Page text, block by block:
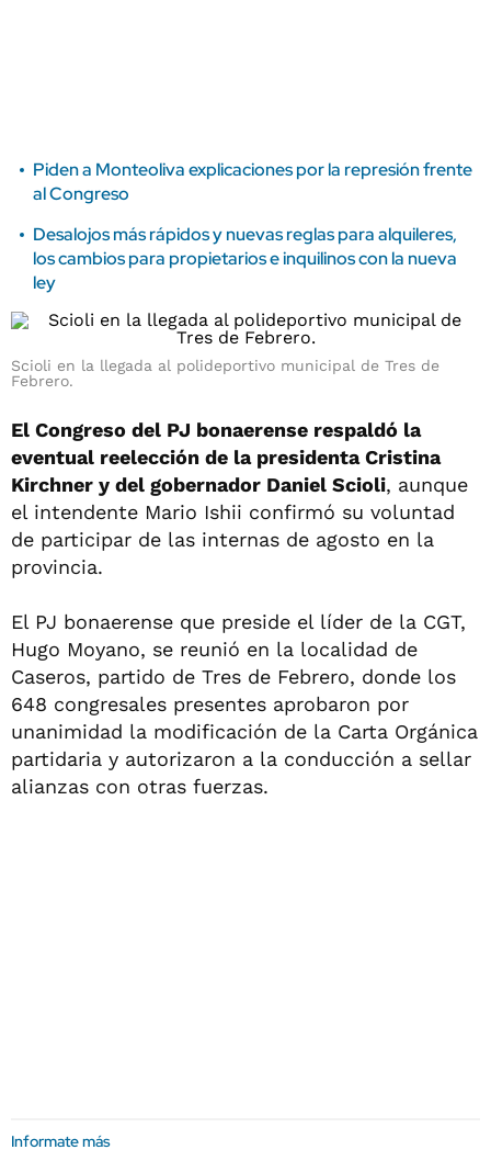
Piden a Monteoliva explicaciones por la represión frente
al Congreso
Desalojos más rápidos y nuevas reglas para alquileres,
los cambios para propietarios e inquilinos con la nueva
ley
Scioli en la llegada al polideportivo municipal de Tres de
Febrero.
El Congreso del PJ bonaerense respaldó la
eventual reelección de la presidenta Cristina
Kirchner y del gobernador Daniel Scioli, aunque
el intendente Mario Ishii confirmó su voluntad
de participar de las internas de agosto en la
provincia.
El PJ bonaerense que preside el líder de la CGT,
Hugo Moyano, se reunió en la localidad de
Caseros, partido de Tres de Febrero, donde los
648 congresales presentes aprobaron por
unanimidad la modificación de la Carta Orgánica
partidaria y autorizaron a la conducción a sellar
alianzas con otras fuerzas.
Informate más